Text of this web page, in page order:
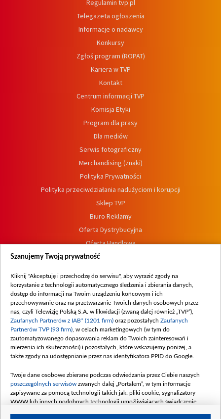
Regulamin tvp.pl
Telegazeta ogłoszenia
Informacje o nadawcy
Konkursy
Zgłoś program (ROPAT)
Kariera w TVP
Kontakt
Centrum informacji TVP
Komisja Etyki
Program dla prasy
Dla mediów
Serwis fotograficzny
Merchandising (znaki)
Polityka Prywatności
Polityka przeciwdziałania nadużyciom i korupcji
Sklep TVP
Biuro Reklamy
Oferta Dystrybucyjna
Oferta Handlowa
Dostępność
Procedura zgłoszeń wewnętrznych
Szanujemy Twoją prywatność
Kliknij "Akceptuję i przechodzę do serwisu", aby wyrazić zgody na
korzystanie z technologii automatycznego śledzenia i zbierania danych,
dostęp do informacji na Twoim urządzeniu końcowym i ich
przechowywanie oraz na przetwarzanie Twoich danych osobowych przez
nas, czyli Telewizję Polską S.A. w likwidacji (zwaną dalej również „TVP”),
Zaufanych Partnerów z IAB* (1201 firm) oraz pozostałych Zaufanych
Partnerów TVP (93 firm) , w celach marketingowych (w tym do
zautomatyzowanego dopasowania reklam do Twoich zainteresowań i
mierzenia ich skuteczności) i pozostałych, które wskazujemy poniżej, a
także zgody na udostępnianie przez nas identyfikatora PPID do Google.
Twoje dane osobowe zbierane podczas odwiedzania przez Ciebie naszych
poszczególnych serwisów zwanych dalej „Portalem”, w tym informacje
zapisywane za pomocą technologii takich jak: pliki cookie, sygnalizatory
WWW lub innych podobnych technologii umożliwiających świadczenie